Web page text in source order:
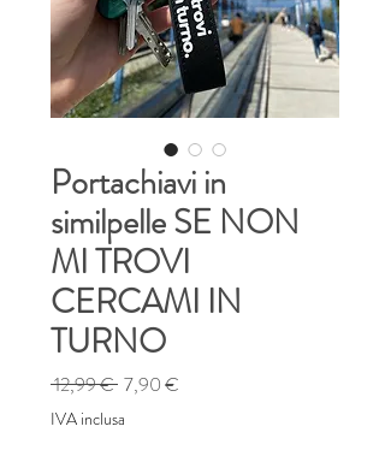
Portachiavi in
similpelle SE NON
MI TROVI
CERCAMI IN
TURNO
12,99 € Prezzo
7,90 €
IVA inclusa